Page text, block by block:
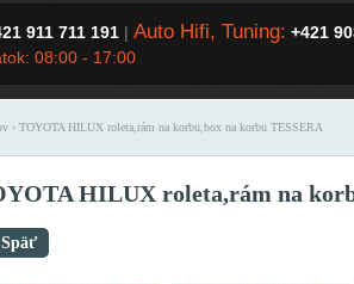
911 711 191| Auto Hifi, Tuning: +421
08:00 - 17:00
› TOYOTA HILUX roleta,rám na korbu,box na korbu TESSERA
HILUX roleta,rám na